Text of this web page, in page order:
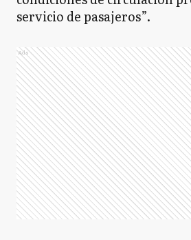
servicio de pasajeros”.
Ads